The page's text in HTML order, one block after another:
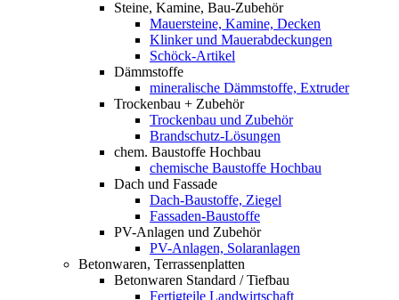
Steine, Kamine, Bau-Zubehör
Mauersteine, Kamine, Decken
Klinker und Mauerabdeckungen
Schöck-Artikel
Dämmstoffe
mineralische Dämmstoffe, Extruder
Trockenbau + Zubehör
Trockenbau und Zubehör
Brandschutz-Lösungen
chem. Baustoffe Hochbau
chemische Baustoffe Hochbau
Dach und Fassade
Dach-Baustoffe, Ziegel
Fassaden-Baustoffe
PV-Anlagen und Zubehör
PV-Anlagen, Solaranlagen
Betonwaren, Terrassenplatten
Betonwaren Standard / Tiefbau
Fertigteile Landwirtschaft